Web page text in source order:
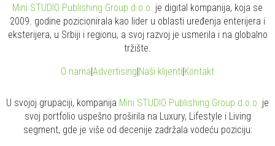
Mini STUDIO Publishing Group d.o.o. je digital kompanija, koja se
2009. godine pozicionirala kao lider u oblasti uređenja enterijera i
eksterijera, u Srbiji i regionu, a svoj razvoj je usmerila i na globalno
tržište.
O nama Advertising Naši klijenti Kontakt
U svojoj grupaciji, kompanija Mini STUDIO Publishing Group d.o.o. je
svoj portfolio uspešno proširila na Luxury, Lifestyle i Living
segment, gde je više od decenije zadržala vodeću poziciju: